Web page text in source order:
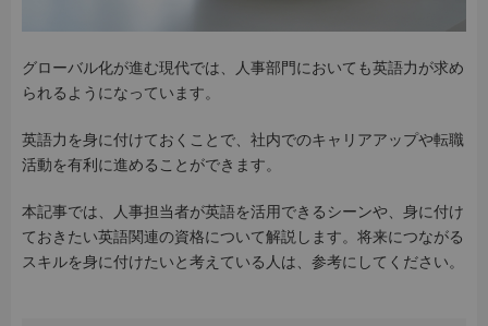
グローバル化が進む現代では、人事部門においても英語力が求め
られるようになっています。
英語力を身に付けておくことで、社内でのキャリアアップや転職
活動を有利に進めることができます。
本記事では、人事担当者が英語を活用できるシーンや、身に付け
ておきたい英語関連の資格について解説します。将来につながる
スキルを身に付けたいと考えている人は、参考にしてください。